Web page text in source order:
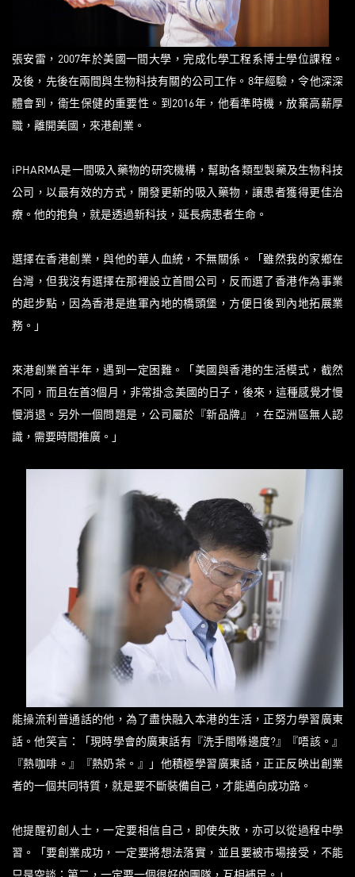
張安雷，2007年於美國一間大學，完成化學工程系博士學位課程。
及後，先後在兩間與生物科技有關的公司工作。8年經驗，令他深深
體會到，衞生保健的重要性。到2016年，他看準時機，放棄高薪厚
職，離開美國，來港創業。
iPHARMA是一間吸入藥物的研究機構，幫助各類型製藥及生物科技
公司，以最有效的方式，開發更新的吸入藥物，讓患者獲得更佳治
療。他的抱負，就是透過新科技，延長病患者生命。
選擇在香港創業，與他的華人血統，不無關係。「雖然我的家鄉在
台灣，但我沒有選擇在那裡設立首間公司，反而選了香港作為事業
的起步點，因為香港是進軍內地的橋頭堡，方便日後到內地拓展業
務。」
來港創業首半年，遇到一定困難。「美國與香港的生活模式，截然
不同，而且在首3個月，非常掛念美國的日子，後來，這種感覺才慢
慢消退。另外一個問題是，公司屬於『新品牌』，在亞洲區無人認
識，需要時間推廣。」
能操流利普通話的他，為了盡快融入本港的生活，正努力學習廣東
話。他笑言：「現時學會的廣東話有『洗手間喺邊度?』『唔該。』
『熱咖啡。』『熱奶茶。』」他積極學習廣東話，正正反映出創業
者的一個共同特質，就是要不斷裝備自己，才能邁向成功路。
他提醒初創人士，一定要相信自己，即使失敗，亦可以從過程中學
習。「要創業成功，一定要將想法落實，並且要被市場接受，不能